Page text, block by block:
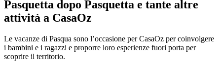
Pasquetta dopo Pasquetta e tante altre
attività a CasaOz
Le vacanze di Pasqua sono l’occasione per CasaOz per coinvolgere
i bambini e i ragazzi e proporre loro esperienze fuori porta per
scoprire il territorio.